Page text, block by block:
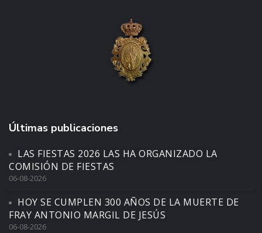
Últimas publicaciones
LAS FIESTAS 2026 LAS HA ORGANIZADO LA
COMISIÓN DE FIESTAS
06-08-2026
HOY SE CUMPLEN 300 AÑOS DE LA MUERTE DE
FRAY ANTONIO MARGIL DE JESÚS
06-08-2026